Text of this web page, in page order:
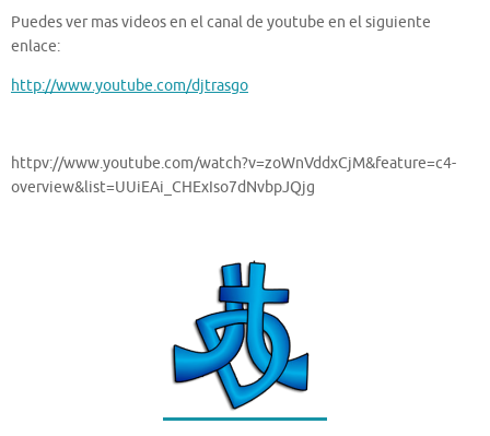
Puedes ver mas videos en el canal de youtube en el siguiente
enlace:
http://www.youtube.com/djtrasgo
httpv://www.youtube.com/watch?v=zoWnVddxCjM&feature=c4-
overview&list=UUiEAi_CHExIso7dNvbpJQjg